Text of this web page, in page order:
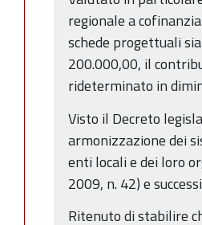
regionale a
schede progettuali
200.000,00, il
rideterminato in
Visto il Decreto
armonizzazione dei
enti locali e dei loro
2009, n. 42) e
Ritenuto di stabilire